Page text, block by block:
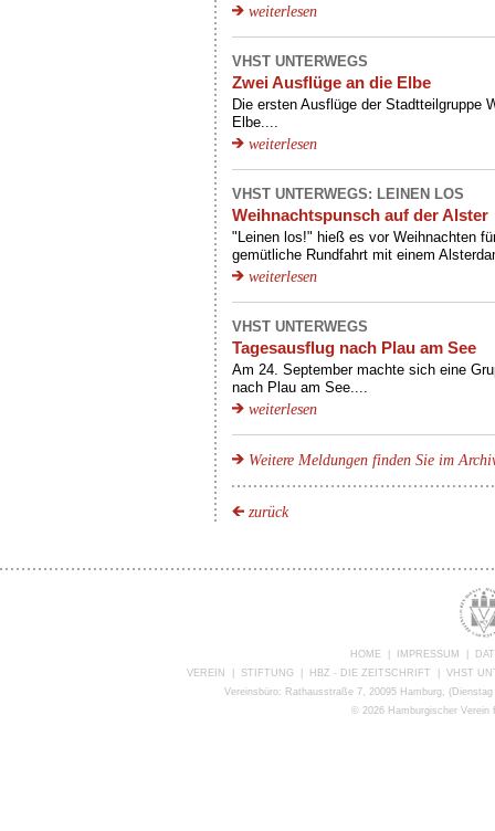
weiterlesen
VHST UNTERWEGS
Zwei Ausflüge an die Elbe
Die ersten Ausflüge der Stadtteilgruppe
Elbe....
weiterlesen
VHST UNTERWEGS: LEINEN LOS
Weihnachtspunsch auf der Alster
"Leinen los!" hieß es vor Weihnachten
gemütliche Rundfahrt mit einem
weiterlesen
VHST UNTERWEGS
Tagesausflug nach Plau am See
Am 24. September machte sich eine
nach Plau am See....
weiterlesen
Weitere Meldungen finden Sie im
zurück
HOME IMPRESSUM
VEREIN
STIFTUNG HBZ - DIE ZEITSCHRIFT
VHST
Vereinsbüro: Rathausstraße 7, 20095 Hamburg,
©2026 Hamburgischer